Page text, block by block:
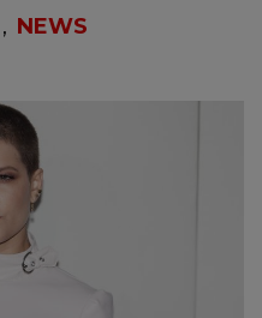
, NEWS